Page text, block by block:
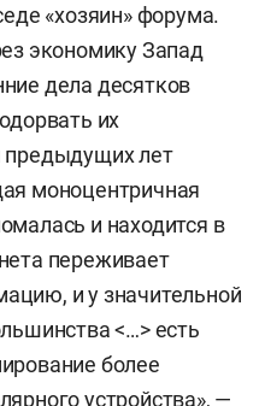
«хозяин» форума.
экономику Запад
дела десятков
их
предыдущих лет
моноцентричная
и находится в
переживает
и у значительной
<…> есть
более
устройства», —